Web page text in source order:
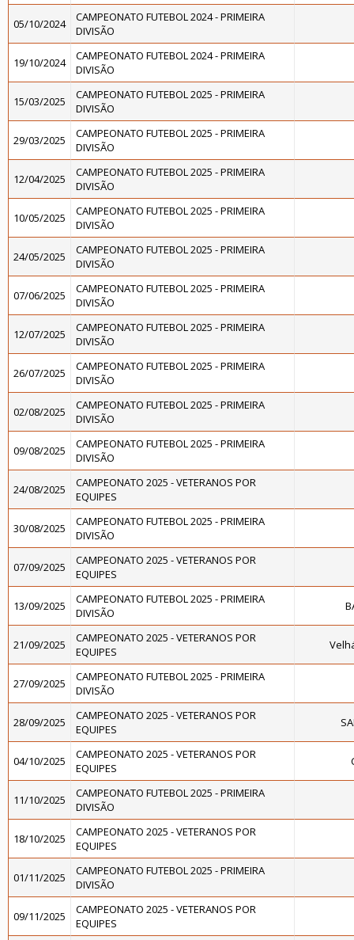
05/10/2024
CAMPEONATO FUTEBOL 2024 - PRIMEIRA
DIVISÃO
19/10/2024
CAMPEONATO FUTEBOL 2024 - PRIMEIRA
DIVISÃO
15/03/2025
CAMPEONATO FUTEBOL 2025 - PRIMEIRA
DIVISÃO
29/03/2025
CAMPEONATO FUTEBOL 2025 - PRIMEIRA
DIVISÃO
12/04/2025
CAMPEONATO FUTEBOL 2025 - PRIMEIRA
DIVISÃO
10/05/2025
CAMPEONATO FUTEBOL 2025 - PRIMEIRA
DIVISÃO
24/05/2025
CAMPEONATO FUTEBOL 2025 - PRIMEIRA
DIVISÃO
07/06/2025
CAMPEONATO FUTEBOL 2025 - PRIMEIRA
DIVISÃO
12/07/2025
CAMPEONATO FUTEBOL 2025 - PRIMEIRA
DIVISÃO
26/07/2025
CAMPEONATO FUTEBOL 2025 - PRIMEIRA
DIVISÃO
02/08/2025
CAMPEONATO FUTEBOL 2025 - PRIMEIRA
DIVISÃO
09/08/2025
CAMPEONATO FUTEBOL 2025 - PRIMEIRA
DIVISÃO
24/08/2025
CAMPEONATO 2025 - VETERANOS POR
EQUIPES
30/08/2025
CAMPEONATO FUTEBOL 2025 - PRIMEIRA
DIVISÃO
07/09/2025
CAMPEONATO 2025 - VETERANOS POR
EQUIPES
13/09/2025
CAMPEONATO FUTEBOL 2025 - PRIMEIRA
DIVISÃO
21/09/2025
CAMPEONATO 2025 - VETERANOS POR
EQUIPES
27/09/2025
CAMPEONATO FUTEBOL 2025 - PRIMEIRA
DIVISÃO
28/09/2025
CAMPEONATO 2025 - VETERANOS POR
EQUIPES
04/10/2025
CAMPEONATO 2025 - VETERANOS POR
EQUIPES
11/10/2025
CAMPEONATO FUTEBOL 2025 - PRIMEIRA
DIVISÃO
18/10/2025
CAMPEONATO 2025 - VETERANOS POR
EQUIPES
01/11/2025
CAMPEONATO FUTEBOL 2025 - PRIMEIRA
DIVISÃO
09/11/2025
CAMPEONATO 2025 - VETERANOS POR
EQUIPES